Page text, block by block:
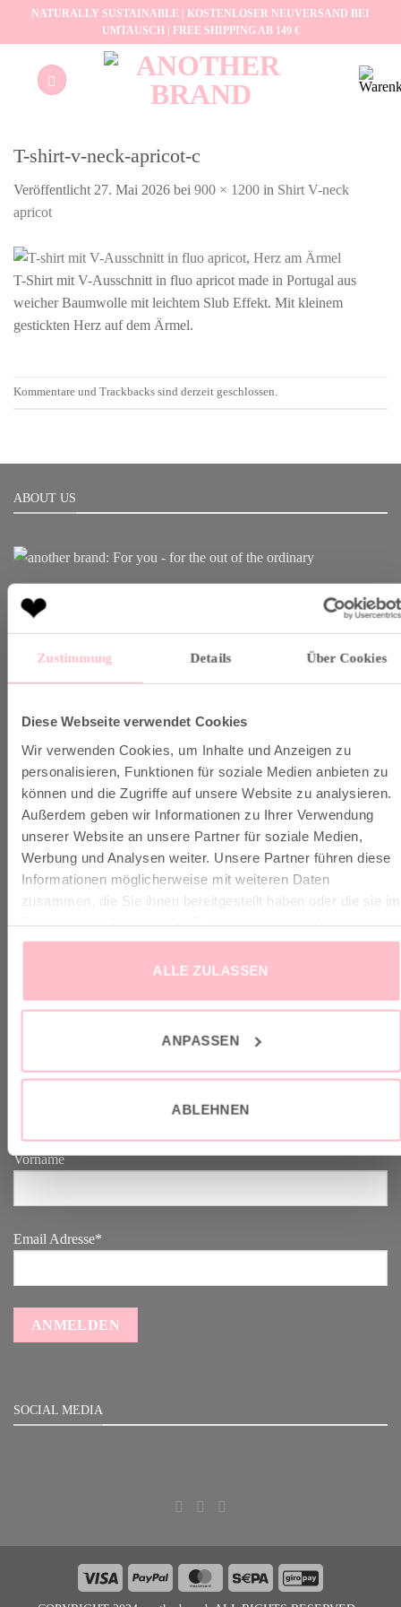
Zustimmung Details Über Cookies
Diese Webseite verwendet Cookies
Wir verwenden Cookies, um Inhalte und Anzeigen zu
personalisieren, Funktionen für soziale Medien anbieten zu
können und die Zugriffe auf unsere Website zu analysieren.
Außerdem geben wir Informationen zu Ihrer Verwendung
unserer Website an unsere Partner für soziale Medien,
Werbung und Analysen weiter. Unsere Partner führen diese
Informationen möglicherweise mit weiteren Daten
zusammen, die Sie ihnen bereitgestellt haben oder die sie im
ALLE ZULASSEN
ANPASSEN
ABLEHNEN
NATURALLY SUSTAINABLE | KOSTENLOSER NEUVERSAND BEI
UMTAUSCH | FREE SHIPPING AB 149 €
T-shirt-v-neck-apricot-c
Veröffentlicht 27. Mai 2026 bei 900 × 1200 in Shirt V-neck
apricot
T-Shirt mit V-Ausschnitt in fluo apricot made in Portugal aus
weicher Baumwolle mit leichtem Slub Effekt. Mit kleinem
gestickten Herz auf dem Ärmel.
Kommentare und Trackbacks sind derzeit geschlossen.
ABOUT US
Born in Munich.
Inspiring Designs.
Another Brand stands for inspiring designs, natural fabrics and
VERSAND & INFO
✓ Versandkostenfrei ab 149€
✓ Klimaneutraler Versand mit DHL / GoGreen
✓
Lieferun und Retoure
Melde dich an zu unserem Good-News-Letter und spare 10% bei
Vorname
Email Adresse*
SOCIAL MEDIA
Visa PayPal MasterCard Sepa GiroPay